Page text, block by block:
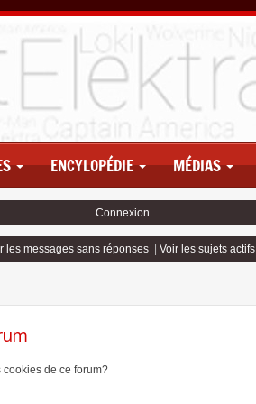
ENCYLOPÉDIE MÉDIAS
Connexion
les messages sans réponses Voir les sujets actifs
de ce forum?